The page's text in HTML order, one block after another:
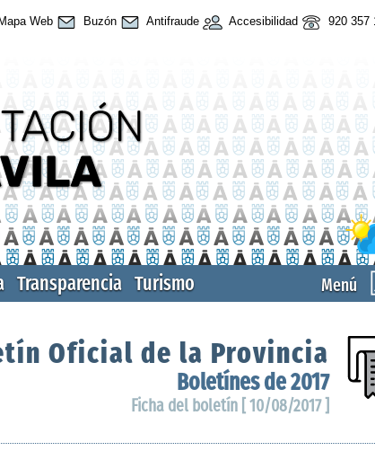
Mapa Web Buzón Antifraude Accesibilidad 920 357
Menú
Transparencia Turismo
Oficial de la Provincia
Boletínes de 2017
Ficha del boletín [ 10/08/2017 ]